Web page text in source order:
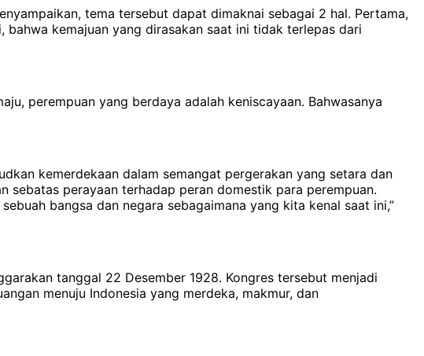
tema tersebut dapat dimaknai sebagai 2 hal. Pertama,
kemajuan yang dirasakan saat ini tidak terlepas dari
perempuan yang berdaya adalah keniscayaan. Bahwasanya
kemerdekaan dalam semangat pergerakan yang setara dan
sebatas perayaan terhadap peran domestik para perempuan.
bangsa dan negara sebagaimana yang kita kenal saat ini,”
tanggal 22 Desember 1928. Kongres tersebut menjadi
menuju Indonesia yang merdeka, makmur, dan